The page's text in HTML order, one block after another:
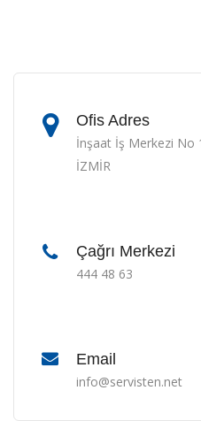
Ofis Adres
İnşaat İş Merkezi No
İZMİR
Çağrı Merkezi
444 48 63
Email
info@servisten.net